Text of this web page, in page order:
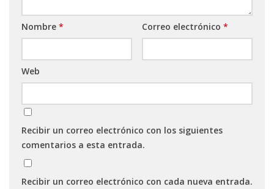
Nombre * Correo electrónico *
Web
Recibir un correo electrónico con los siguientes
comentarios a esta entrada.
Recibir un correo electrónico con cada nueva entrada.